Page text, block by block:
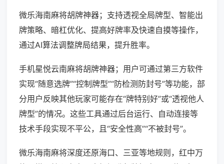
微乐海南麻将胡牌神器；支持透视全局牌型、智能出
牌策略、暗杠优化、提高好牌率及快速自摸等操作，
通过AI算法调整牌局结果，提升胜率。
手机星悦云南麻将胡牌神器；用户可通过第三方软件
实现“随意选牌”“控制牌型”“防检测防封号”等功能，部
分用户反映其他玩家可能存在“牌特别好”或“透视他人
牌型”的情况。这些工具通过后台运行、自动连接等
技术手段实现不平公，且“安全性高”“不被封号”。
微乐海南麻将深度还原海口、三亚等地规则，红中万